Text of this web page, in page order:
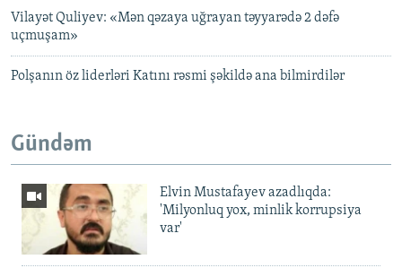
Vilayət Quliyev: «Mən qəzaya uğrayan təyyarədə 2 dəfə
uçmuşam»
Polşanın öz liderləri Katını rəsmi şəkildə ana bilmirdilər
Gündəm
Elvin Mustafayev azadlıqda:
'Milyonluq yox, minlik korrupsiya
var'